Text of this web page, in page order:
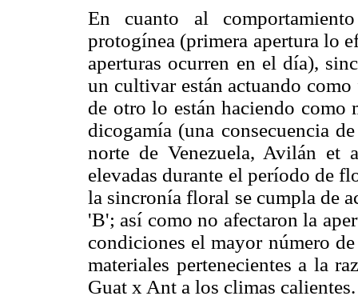
En cuanto al
protogínea (primera apertura lo
aperturas ocurren en el día),
un cultivar están actuando
de otro lo están haciendo
dicogamía (una consecuencia
norte de Venezuela, Avilán et
elevadas durante el período de
la sincronía floral se cumpla de
'B'; así como no afectaron la
condiciones el mayor número
materiales pertenecientes a la
Guat x Ant a los climas calientes.